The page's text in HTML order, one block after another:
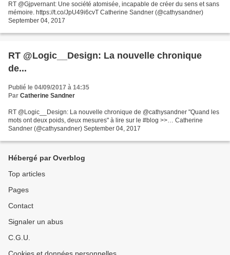
RT @Gjpvernant: Une société atomisée, incapable de créer du sens et sans
mémoire. https://t.co/JpU49i6cvT Catherine Sandner (@cathysandner)
September 04, 2017
RT @Logic__Design: La nouvelle chronique
de...
Publié le 04/09/2017 à 14:35
Par Catherine Sandner
RT @Logic__Design: La nouvelle chronique de @cathysandner "Quand les
mots ont deux poids, deux mesures" à lire sur le #blog >>… Catherine
Sandner (@cathysandner) September 04, 2017
Hébergé par Overblog
Top articles
Pages
Contact
Signaler un abus
C.G.U.